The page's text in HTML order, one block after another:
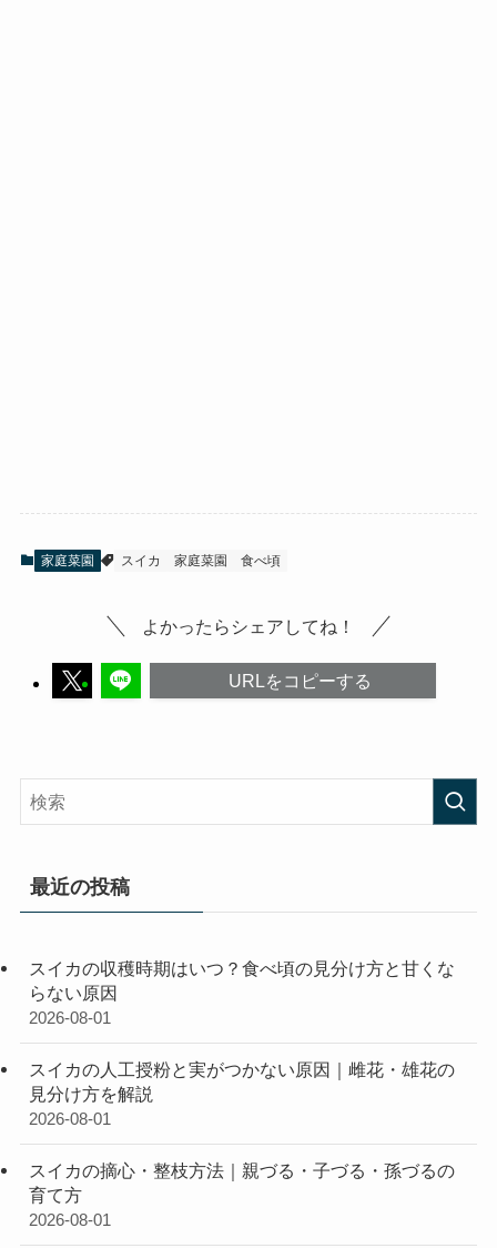
家庭菜園 スイカ 家庭菜園 食べ頃
よかったらシェアしてね！
URLをコピーする
最近の投稿
スイカの収穫時期はいつ？食べ頃の見分け方と甘くな
らない原因
2026-08-01
スイカの人工授粉と実がつかない原因｜雌花・雄花の
見分け方を解説
2026-08-01
スイカの摘心・整枝方法｜親づる・子づる・孫づるの
育て方
2026-08-01